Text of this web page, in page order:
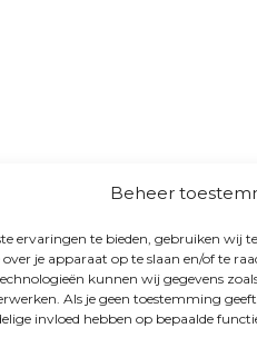
Beheer
ervaringen te bieden, gebruiken wij
je apparaat op te slaan en/of te
kunnen wij gegevens
Als je geen toestemming
invloed hebben op bepaalde